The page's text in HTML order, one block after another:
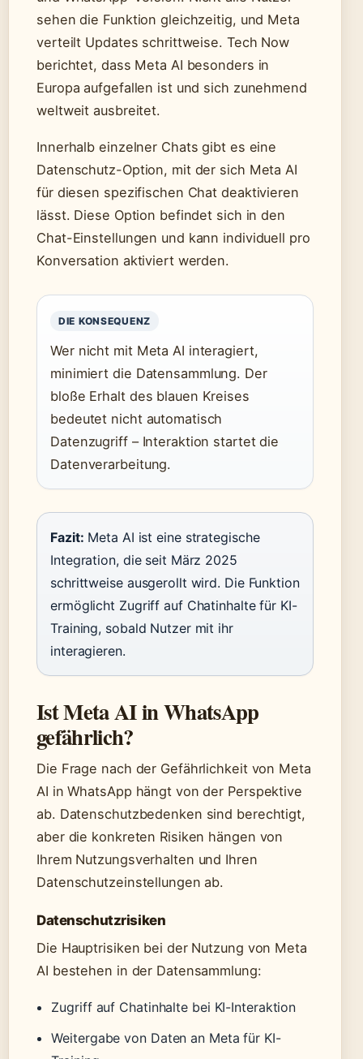
sehen die Funktion gleichzeitig, und Meta
verteilt Updates schrittweise. Tech Now
berichtet, dass Meta AI besonders in
Europa aufgefallen ist und sich zunehmend
weltweit ausbreitet.
Innerhalb einzelner Chats gibt es eine
Datenschutz-Option, mit der sich Meta AI
für diesen spezifischen Chat deaktivieren
lässt. Diese Option befindet sich in den
Chat-Einstellungen und kann individuell pro
Konversation aktiviert werden.
DIE KONSEQUENZ
Wer nicht mit Meta AI interagiert,
minimiert die Datensammlung. Der
bloße Erhalt des blauen Kreises
bedeutet nicht automatisch
Datenzugriff – Interaktion startet die
Datenverarbeitung.
Fazit: Meta AI ist eine strategische
Integration, die seit März 2025
schrittweise ausgerollt wird. Die Funktion
ermöglicht Zugriff auf Chatinhalte für KI-
Training, sobald Nutzer mit ihr
interagieren.
Ist Meta AI in WhatsApp
gefährlich?
Die Frage nach der Gefährlichkeit von Meta
AI in WhatsApp hängt von der Perspektive
ab. Datenschutzbedenken sind berechtigt,
aber die konkreten Risiken hängen von
Ihrem Nutzungsverhalten und Ihren
Datenschutzeinstellungen ab.
Datenschutzrisiken
Die Hauptrisiken bei der Nutzung von Meta
AI bestehen in der Datensammlung:
Zugriff auf Chatinhalte bei KI-Interaktion
Weitergabe von Daten an Meta für KI-